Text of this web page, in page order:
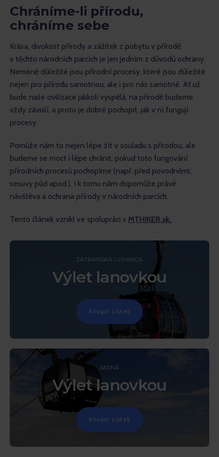
Chráníme-li přírodu,
chráníme sebe
Krása, divokost přírody a zážitek z pobytu v přírodě
v těchto národních parcích je jen jedním z důvodů ochrany.
Neméně důležité jsou přírodní procesy, které jsou důležité
nejen pro přírodu samotnou, ale i pro nás samotné. Ať už
bude naše civilizace jakkoli vyspělá, na přírodě budeme
vždy závislí, a proto je dobré pochopit, jak v ní fungují
procesy.
Pomůže nám to nejen lépe žít v souladu s přírodou, ale
budeme se moct i lépe chránit, pokud toto fungování
přírodních procesů pochopíme (např. před povodněmi,
sesuvy půd apod.). I k tomu nám dopomůže právě
návštěva a ochrana přírody v národních parcích.
Tento článek vznikl ve spolupráci s MTHIKER.sk.
TATRANSKÁ LOMNICA
Výlet lanovkou
Koupit Lístek
JASNÁ
Výlet lanovkou
Koupit Lístek